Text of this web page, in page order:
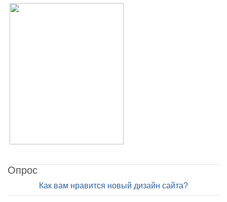
Опрос
Как вам нравится новый дизайн сайта?